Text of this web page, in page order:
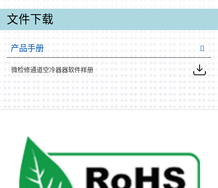
文件下载
产品手册
微检修通道空冷器器软件样册